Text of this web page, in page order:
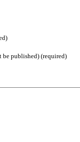
published) (required)